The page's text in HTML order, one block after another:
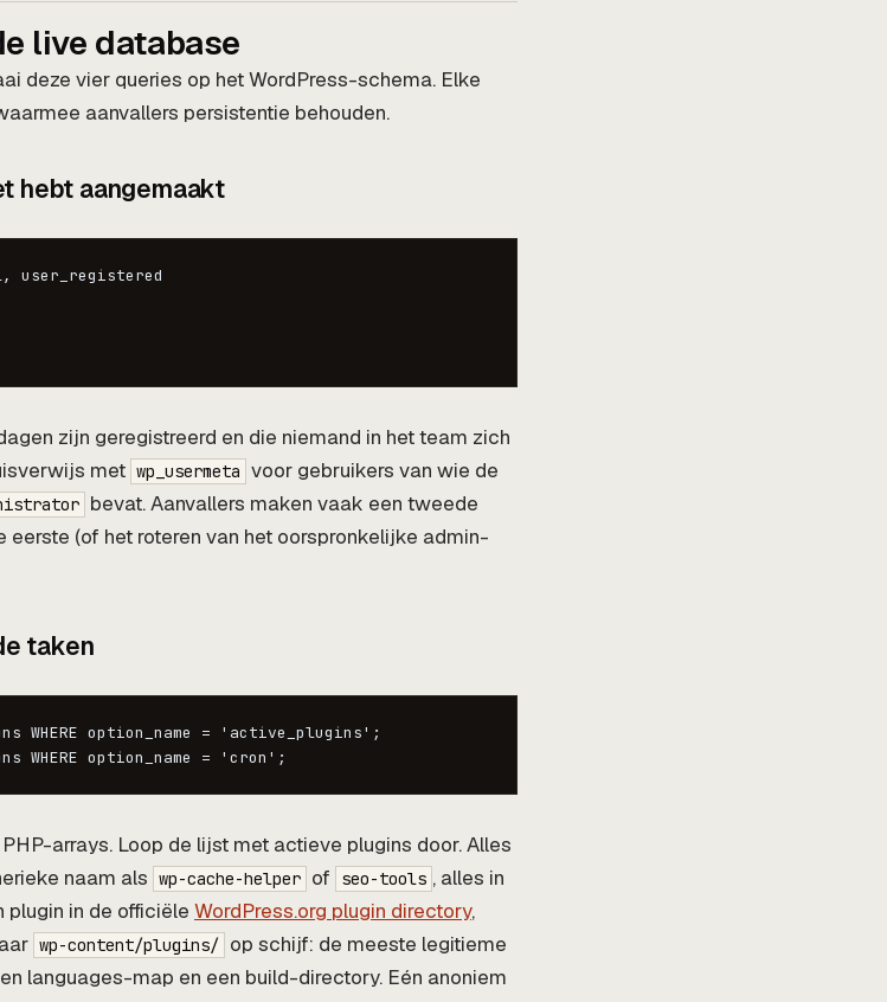
live database
deze vier queries op het WordPress-schema. Elke
aanvallers persistentie behouden.
hebt aangemaakt
user_registered
zijn geregistreerd en die niemand in het team zich
met wp_usermeta voor gebruikers van wie de
bevat. Aanvallers maken vaak een tweede
eerste (of het roteren van het oorspronkelijke admin-
taken
WHERE option_name = 'active_plugins';
WHERE option_name = 'cron';
arrays. Loop de lijst met actieve plugins door. Alles
naam als wp-cache-helper of seo-tools , alles in
in de officiële WordPress.org plugin directory,
wp-content/plugins/ op schijf: de meeste legitieme
languages-map en een build-directory. Eén anoniem